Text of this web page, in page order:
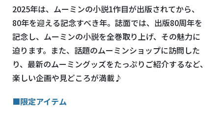
2025年は、ムーミンの小説1作目が出版されてから、
80年を迎える記念すべき年。誌面では、出版80周年を
記念し、ムーミンの小説を全巻取り上げ、その魅力に
迫ります。また、話題のムーミンショップに訪問した
り、最新のムーミングッズをたっぷりご紹介するなど、
楽しい企画や見どころが満載♪
■限定アイテム